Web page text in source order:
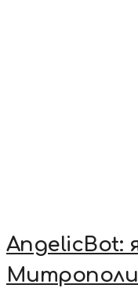
AngelicBot: